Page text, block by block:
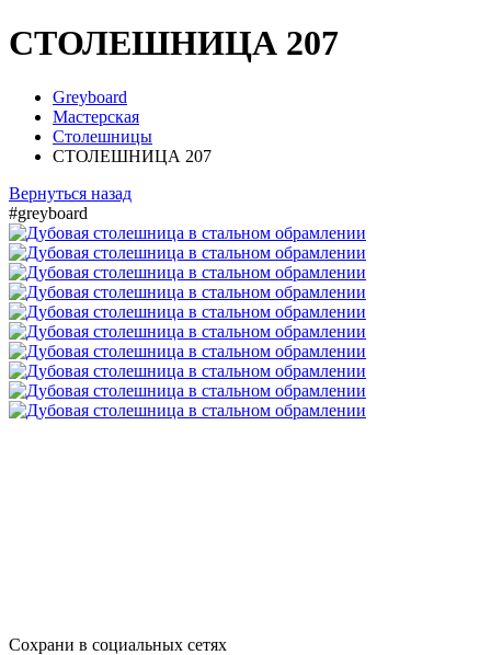
СТОЛЕШНИЦА 207
Greyboard
Мастерская
Столешницы
СТОЛЕШНИЦА 207
Вернуться назад
#greyboard
Сохрани в социальных сетях